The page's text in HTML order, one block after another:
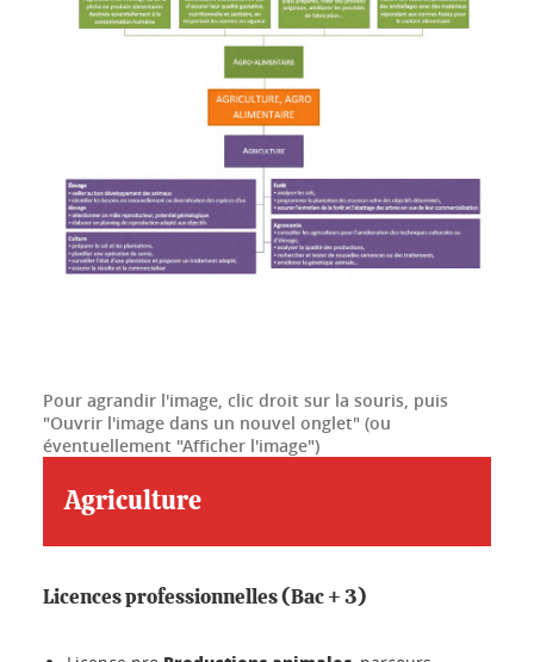
Pour agrandir l'image, clic droit sur la souris, puis
"Ouvrir l'image dans un nouvel onglet" (ou
éventuellement "Afficher l'image")
Agriculture
Licences professionnelles (Bac + 3)